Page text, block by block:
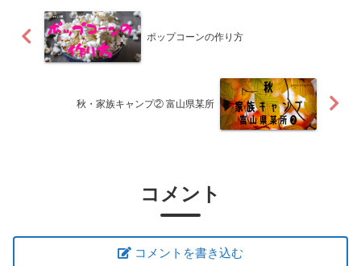
ポップコーンの作り方
秋・家族キャンプ② 富山県某所
コメント
コメントを書き込む